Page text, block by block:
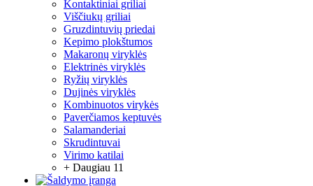
Kontaktiniai griliai
Viščiukų griliai
Gruzdintuvių priedai
Kepimo plokštumos
Makaronų viryklės
Elektrinės viryklės
Ryžių viryklės
Dujinės viryklės
Kombinuotos virykės
Paverčiamos keptuvės
Salamanderiai
Skrudintuvai
Virimo katilai
+ Daugiau 11